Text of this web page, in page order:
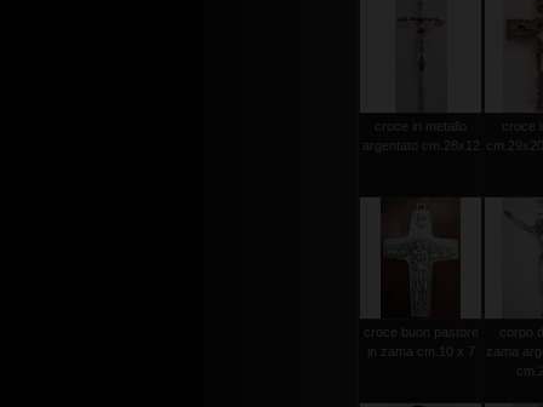
croce in metallo
argentato cm.28x12
croce
croce buon pastore
in zama cm.10 x 7
corpo
zama